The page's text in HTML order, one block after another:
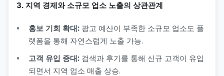
3. 지역 경제와 소규모 업소 노출의 상관관계
홍보 기회 확대: 광고 예산이 부족한 소규모 업소도 플
랫폼을 통해 자연스럽게 노출 가능.
고객 유입 증대: 검색과 후기를 통해 신규 고객이 유입
되면서 지역 업소 매출 상승.